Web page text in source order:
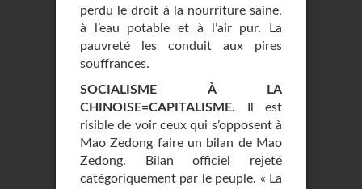
perdu le droit à la nourriture saine,
à l’eau potable et à l’air pur. La
pauvreté les conduit aux pires
souffrances.
SOCIALISME À LA
CHINOISE=CAPITALISME. Il est
risible de voir ceux qui s’opposent à
Mao Zedong faire un bilan de Mao
Zedong. Bilan officiel rejeté
catégoriquement par le peuple. « La